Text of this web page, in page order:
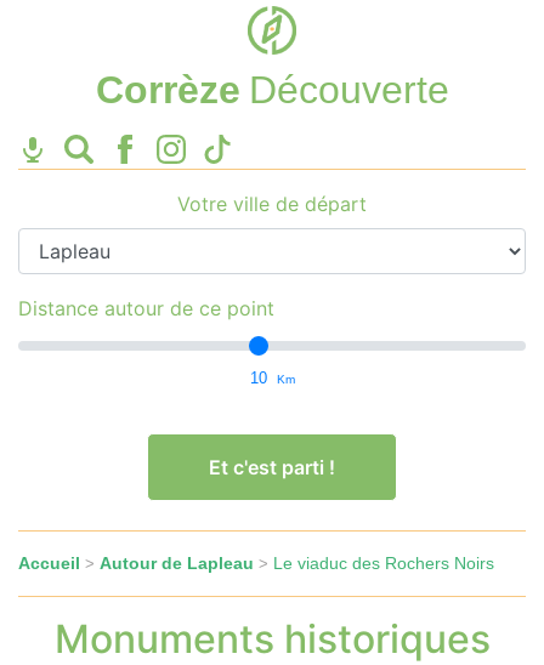
Corrèze Découverte
Votre ville de départ
Distance autour de ce point
10 Km
Et c'est parti !
Accueil > Autour de Lapleau > Le viaduc des Rochers Noirs
Monuments historiques